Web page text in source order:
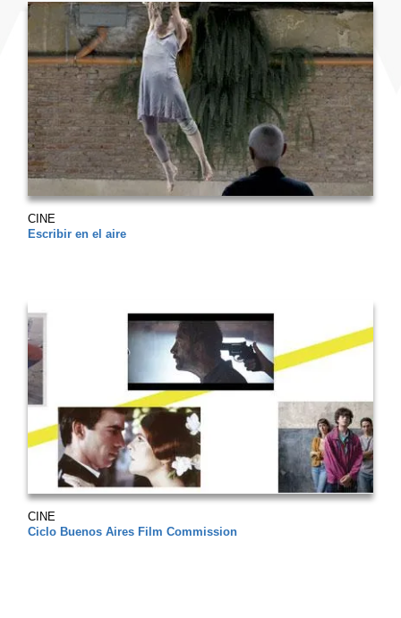
CINE
Escribir en el aire
CINE
Ciclo Buenos Aires Film Commission